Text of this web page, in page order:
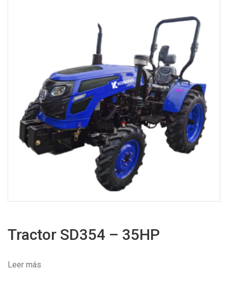
Tractor SD354 – 35HP
Leer más